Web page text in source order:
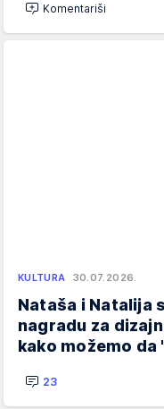
Komentariši
KULTURA 30.07.2026.
Nataša i Natalija
nagradu za
kako možemo
23